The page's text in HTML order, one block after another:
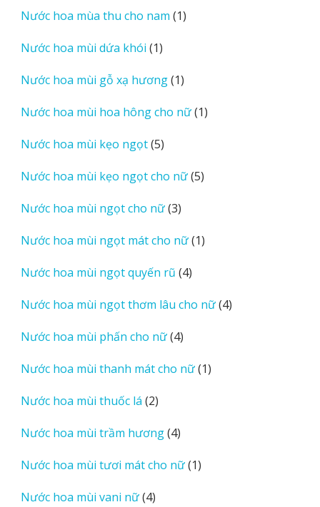
phẩm
Nước hoa mùa thu cho nam 11
Nước hoa mùi dứa khói 11
phẩm
Nước hoa mùi gỗ xạ hương 11
phẩm
Nước hoa mùi hoa hông cho nữ 11
Nước hoa mùi kẹo ngọt 55
phẩm
Nước hoa mùi kẹo ngọt cho nữ 55
Nước hoa mùi ngọt cho nữ 33
phẩm
Nước hoa mùi ngọt mát cho nữ 11
Nước hoa mùi ngọt quyến rũ 44
phẩm
Nước hoa mùi ngọt thơm lâu cho nữ 44
Nước hoa mùi phấn cho nữ 44
phẩm
Nước hoa mùi thanh mát cho nữ 11
Nước hoa mùi thuốc lá 22
phẩm
Nước hoa mùi trầm hương 44
phẩm
Nước hoa mùi tươi mát cho nữ 11
Nước hoa mùi vani nữ 44